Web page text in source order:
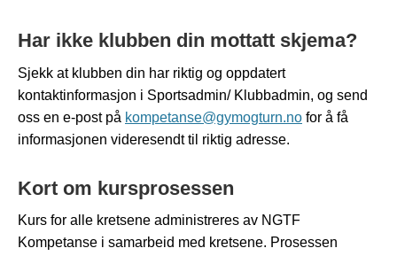
Har ikke klubben din mottatt skjema?
Sjekk at klubben din har riktig og oppdatert
kontaktinformasjon i Sportsadmin/ Klubbadmin, og send
oss en e-post på kompetanse@gymogturn.no for å få
informasjonen videresendt til riktig adresse.
Kort om kursprosessen
Kurs for alle kretsene administreres av NGTF
Kompetanse i samarbeid med kretsene. Prosessen